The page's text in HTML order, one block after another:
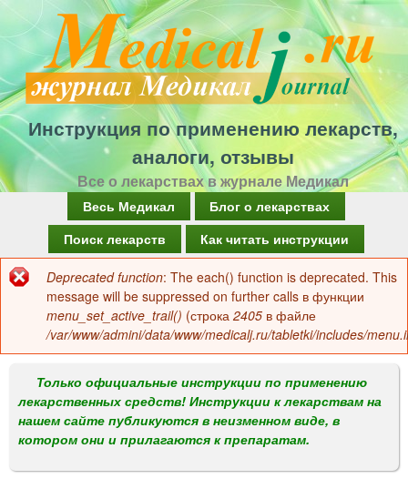
Перейти
к
основному
содержанию
Инструкция по применению лекарств,
аналоги, отзывы
Все о лекарствах в журнале Медикал
а
в
о
м
е
н
Весь Медикал
Блог о лекарствах
Поиск лекарств
Как читать инструкции
Сообщение
об
ошибке
Deprecated function: The each() function is deprecated. This
message will be suppressed on further calls в функции
menu_set_active_trail() (строка 2405 в файле
/var/www/admini/data/www/medicalj.ru/tabletki/includes/
Только официальные инструкции по применению
лекарственных средств! Инструкции к лекарствам на
нашем сайте публикуются в неизменном виде, в
котором они и прилагаются к препаратам.